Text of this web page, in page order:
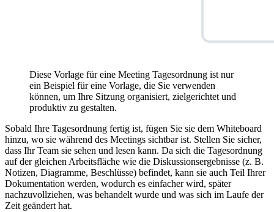
Diese Vorlage für eine Meeting Tagesordnung ist nur
ein Beispiel für eine Vorlage, die Sie verwenden
können, um Ihre Sitzung organisiert, zielgerichtet und
produktiv zu gestalten.
Sobald Ihre Tagesordnung fertig ist, fügen Sie sie dem Whiteboard
hinzu, wo sie während des Meetings sichtbar ist. Stellen Sie sicher,
dass Ihr Team sie sehen und lesen kann. Da sich die Tagesordnung
auf der gleichen Arbeitsfläche wie die Diskussionsergebnisse (z. B.
Notizen, Diagramme, Beschlüsse) befindet, kann sie auch Teil Ihrer
Dokumentation werden, wodurch es einfacher wird, später
nachzuvollziehen, was behandelt wurde und was sich im Laufe der
Zeit geändert hat.